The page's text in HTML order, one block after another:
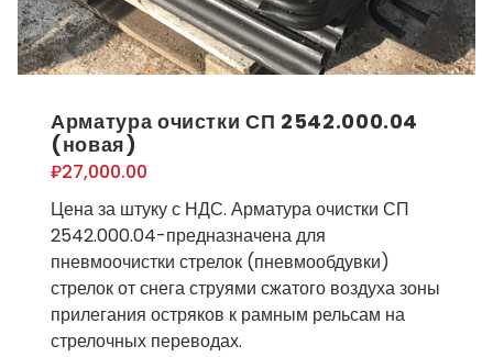
Арматура очистки СП 2542.000.04
(новая)
₽27,000.00
Цена за штуку с НДС. Арматура очистки СП
2542.000.04-предназначена для
пневмоочистки стрелок (пневмообдувки)
стрелок от снега струями сжатого воздуха зоны
прилегания остряков к рамным рельсам на
стрелочных переводах.